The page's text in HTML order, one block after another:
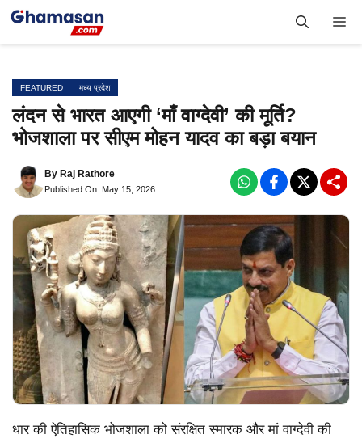
Skip
FEATURED मध्य प्रदेश
लंदन से भारत आएगी ‘माँ वाग्देवी’ की मूर्ति?
भोजशाला पर सीएम मोहन यादव का बड़ा बयान
By Raj Rathore
Published On: May 15, 2026
धार की ऐतिहासिक भोजशाला को संरक्षित स्मारक और मां वाग्देवी की